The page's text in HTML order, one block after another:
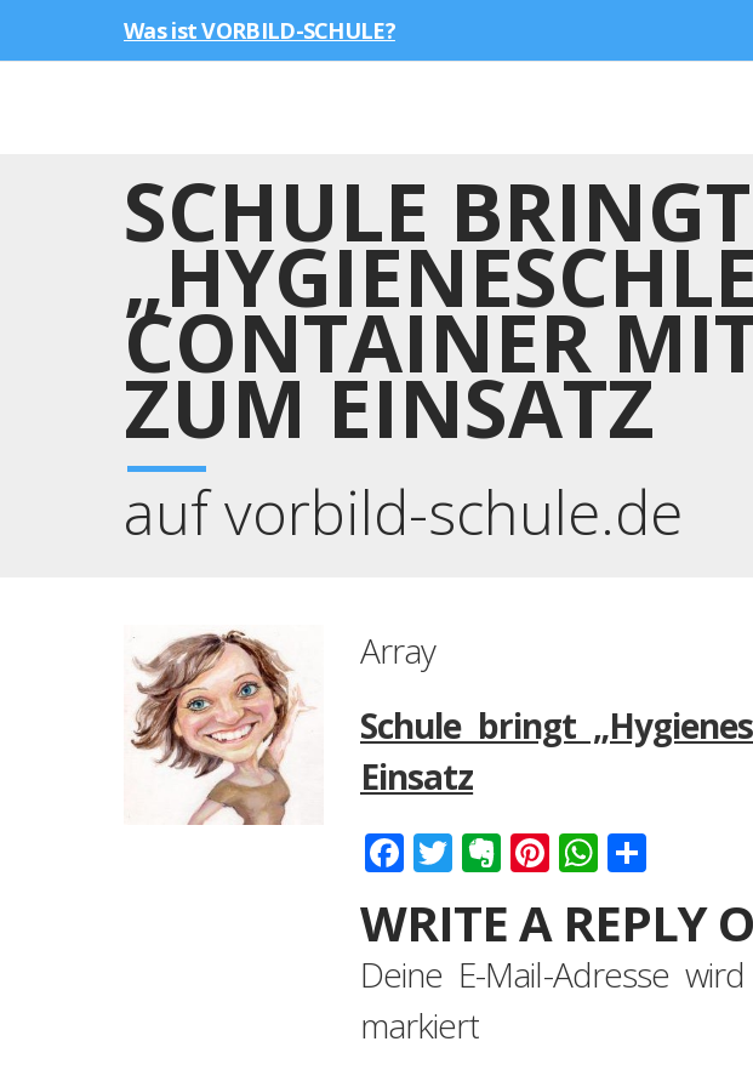
Was ist VORBILD-SCHULE?
SCHULE BRINGT
CONTAINER
ZUM EINSATZ
auf vorbild-schule.de
Array
Schule bringt
Einsatz
Facebook
Twitter
Evernote
Pinterest
WhatsApp
WRITE A REPLY
Deine E-Mail-Adresse
markiert